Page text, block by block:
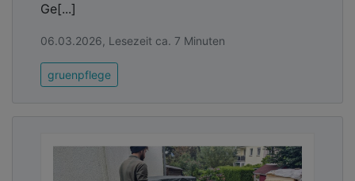
Ge[...]
06.03.2026, Lesezeit ca. 7 Minuten
gruenpflege